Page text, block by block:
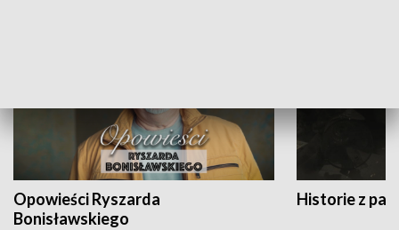
Opowieści Ryszarda
Bonisławskiego
Historie z